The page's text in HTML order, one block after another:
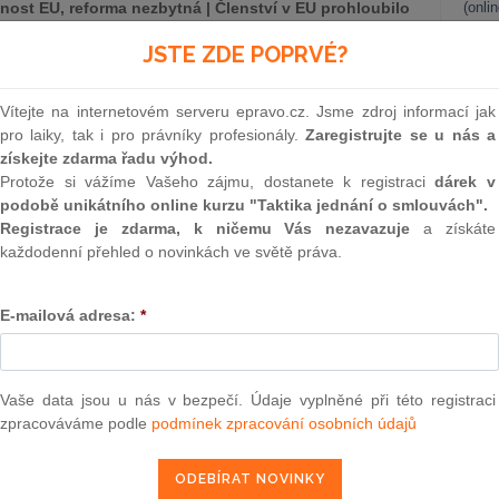
EU, reforma nezbytná | Členství v EU prohloubilo
Stříž | MZd navrhuje zakázat dalších sedm látek
dává menším státům víc vlivu, míní expert na
ve světě práva za uplynulý týden.
věnovat evropským i krajským volbám
se budou věnovat vládní Starostové a nezávislí na
na něm mezi hosty promluví premiér Petr Fiala (ODS) a
nedorazí zástupce Pirátů. Sněm není volební, nové
o tom dnes informovala mluvčí hnutí Sára Beránková.
JSTE ZDE POPRVÉ?
Vítejte na internetovém serveru epravo.cz. Jsme zdroj informací jak
pro laiky, tak i pro právníky profesionály.Zaregistrujte se u nás a
získejte zdarma řadu výhod.
Protože si vážíme Vašeho zájmu, dostanete k registracidárek v
podobě unikátního online kurzu "Taktika jednání o smlouvách".
Registrace je zdarma, k ničemu Vás nezavazuje a získáte
každodenní přehled o novinkách ve světě práva.
E-mailová adresa: *
Vaše data jsou u nás v bezpečí. Údaje vyplněné při této registraci
zpracováváme podle podmínek zpracování osobních údajů